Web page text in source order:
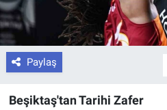
Paylaş
Beşiktaş'tan Tarihi Zafer